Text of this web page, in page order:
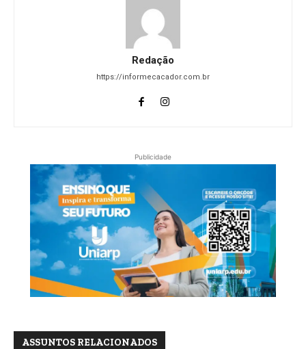
Redação
https://informecacador.com.br
Publicidade
ASSUNTOS RELACIONADOS